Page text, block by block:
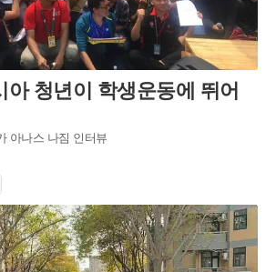
아 청년이 학생운동에 뛰어
아나스 나짐 인터뷰